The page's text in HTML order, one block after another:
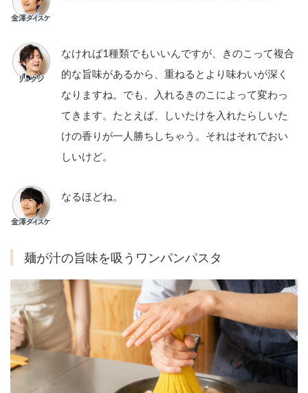
なければ1種類でもいいんですが、きのこって複合
的な旨味があるから、重ねるとより味わいが深く
なりますね。でも、入れるきのこによって変わっ
てきます。たとえば、しいたけを入れたらしいた
けの香りが一人勝ちしちゃう。それはそれでおい
しいけど。
なるほどね。
麺が汁の旨味を吸うワンパンパスタ